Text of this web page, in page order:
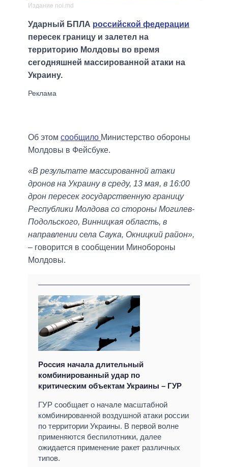
Издание noi.md
Ударный БПЛА российской федерации
пересек границу и залетел на
территорию Молдовы во время
сегодняшней массированной атаки на
Украину.
Об этом сообщило Министерство обороны
Молдовы в Фейсбуке.
«В результате массированной атаки
дронов на Украину в среду, 13 мая, в 16:00
дрон пересек государственную границу
Республики Молдова со стороны Могилев-
Подольского, Винницкая область, в
направлении села Саука, Окницкий район»,
– говорится в сообщении Минобороны
Молдовы.
Россия начала длительный
комбинированный удар по
критическим объектам Украины – ГУР
ГУР сообщает о начале масштабной
комбинированной воздушной атаки россии
по территории Украины. В первой волне
применяются беспилотники, далее
ожидается применение ракет различных
типов.